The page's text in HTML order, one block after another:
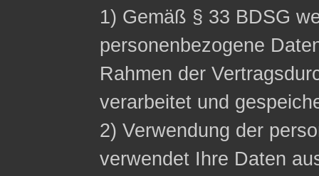
1) Gemäß § 33 BDSG
personenbezogene
Rahmen der
verarbeitet und
2) Verwendung der
verwendet Ihre Daten